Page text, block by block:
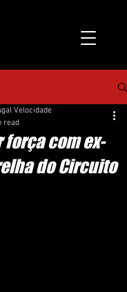
força com ex-
do Circuito
Velocidade
read